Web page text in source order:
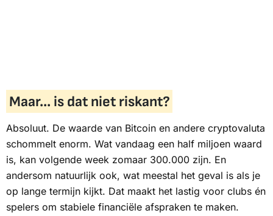
Maar... is dat niet riskant?
Absoluut. De waarde van Bitcoin en andere cryptovaluta
schommelt enorm. Wat vandaag een half miljoen waard
is, kan volgende week zomaar 300.000 zijn. En
andersom natuurlijk ook, wat meestal het geval is als je
op lange termijn kijkt. Dat maakt het lastig voor clubs én
spelers om stabiele financiële afspraken te maken.